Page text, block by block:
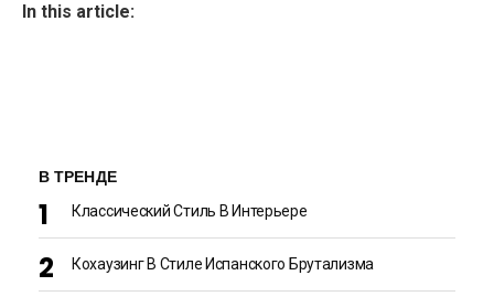
In this article:
В ТРЕНДЕ
Классический Стиль В Интерьере
Кохаузинг В Стиле Испанского Брутализма